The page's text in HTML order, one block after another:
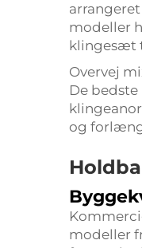
modeller
klingesæt
Overvej
De
og
modeller